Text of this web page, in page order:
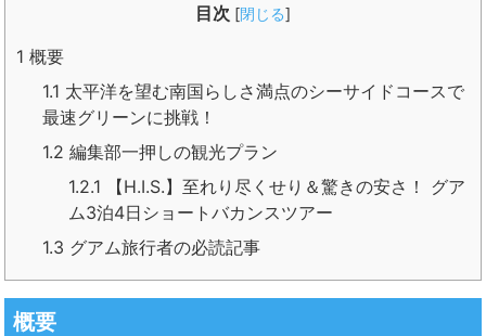
目次 [閉じる]
1 概要
1.1 太平洋を望む南国らしさ満点のシーサイドコースで
最速グリーンに挑戦！
1.2 編集部一押しの観光プラン
1.2.1 【H.I.S.】至れり尽くせり＆驚きの安さ！ グア
ム3泊4日ショートバカンスツアー
1.3 グアム旅行者の必読記事
概要